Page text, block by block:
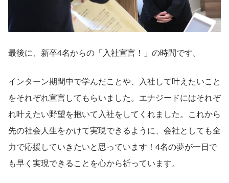
最後に、新卒4名からの「入社宣言！」の時間です。
インターン期間中で学んだことや、入社して叶えたいこと
をそれぞれ宣言してもらいました。エナジードにはそれぞ
れ叶えたい野望を抱いて入社をしてくれました。これから
先の社会人生をかけて実現できるように、会社としても全
力で応援していきたいと思っています！4名の夢が一日で
も早く実現できることを心から祈っています。